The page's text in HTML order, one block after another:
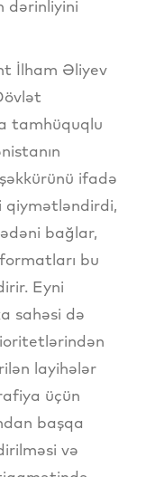
dərinliyini
İlham Əliyev
tamhüquqlu
ifadə
qiymətləndirdi,
bağlar,
bu
Eyni
sahəsi də
layihələr
üçün
başqa
və